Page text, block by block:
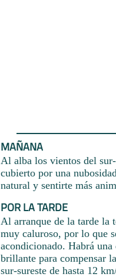
MAÑANA
Al alba los vientos del
cubierto por una
natural y sentirte más
POR LA TARDE
Al arranque de la tarde la
muy caluroso, por lo que
acondicionado. Habrá
brillante para compensar
sur-sureste de hasta 12